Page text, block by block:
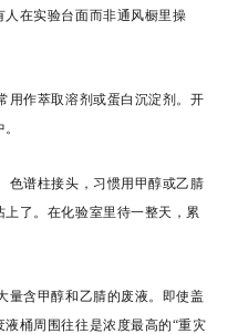
在实验台面而非通风橱里操
用作萃取溶剂或蛋白沉淀剂。开
色谱柱接头，习惯用甲醇或乙腈
了。在化验室里待一整天，累
量含甲醇和乙腈的废液。即使盖
桶周围往往是浓度最高的“重灾